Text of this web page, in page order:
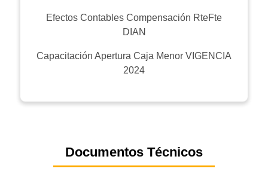
Efectos Contables Compensación RteFte
DIAN
Capacitación Apertura Caja Menor VIGENCIA
2024
Documentos Técnicos